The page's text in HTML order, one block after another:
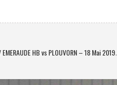
HB vs PLOUVORN – 18 Mai 2019.